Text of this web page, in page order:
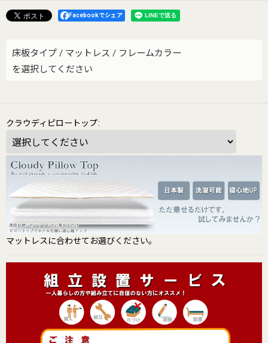
Facebookでシェア
床板タイプ / マットレス / フレームカラー
を選択してください
クラウディピロートップ:
マットレスに合わせてお選びください。